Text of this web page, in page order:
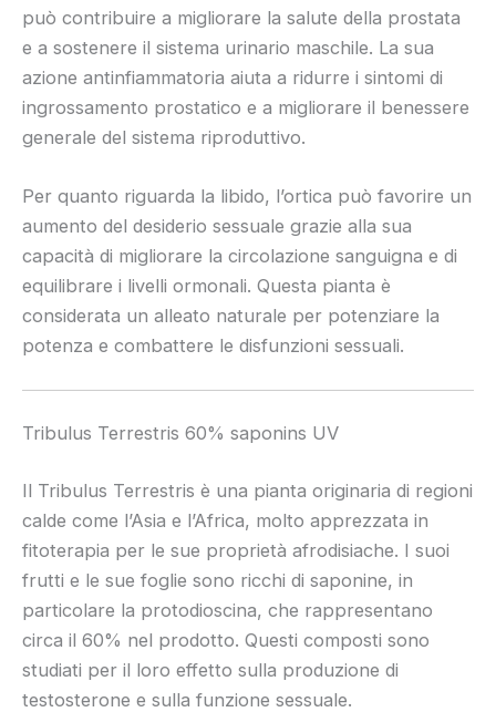
può contribuire a migliorare la salute della prostata
e a sostenere il sistema urinario maschile. La sua
azione antinfiammatoria aiuta a ridurre i sintomi di
ingrossamento prostatico e a migliorare il benessere
generale del sistema riproduttivo.
Per quanto riguarda la libido, l’ortica può favorire un
aumento del desiderio sessuale grazie alla sua
capacità di migliorare la circolazione sanguigna e di
equilibrare i livelli ormonali. Questa pianta è
considerata un alleato naturale per potenziare la
potenza e combattere le disfunzioni sessuali.
Tribulus Terrestris 60% saponins UV
Il Tribulus Terrestris è una pianta originaria di regioni
calde come l’Asia e l’Africa, molto apprezzata in
fitoterapia per le sue proprietà afrodisiache. I suoi
frutti e le sue foglie sono ricchi di saponine, in
particolare la protodioscina, che rappresentano
circa il 60% nel prodotto. Questi composti sono
studiati per il loro effetto sulla produzione di
testosterone e sulla funzione sessuale.